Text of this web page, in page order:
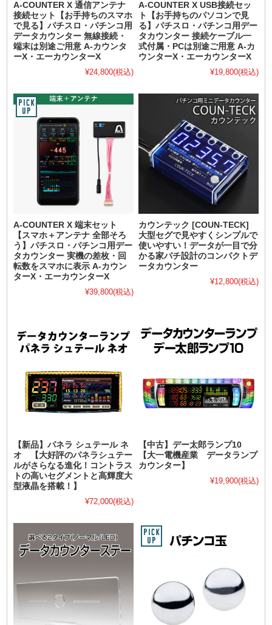
A-COUNTER X 通信アンテナ
接続セット【お手持ちのスマホ
で見る】パチスロ・パチンコ用
データカウンター 無線接続・
端末は別途ご用意 A-カウンタ
ーX・エーカウンターX
¥24,800(税込)
A-COUNTER X USB接続セッ
ト【お手持ちのパソコンで見
る】パチスロ・パチンコ用デー
タカウンター 接続ケーブル一
式付属・PCは別途ご用意 A-カ
ウンターX・エーカウンターX
¥19,800(税込)
A-COUNTER X 端末セット
【スマホ＋アンテナ 全部そろ
う】パチスロ・パチンコ用デー
タカウンター 実機の差枚・回
転数をスマホに表示 A-カウン
ターX・エーカウンターX
¥39,800(税込)
カウンテック [COUN-TECK]
大型セグで見やすくシンプルで
使いやすい！データが一目で分
かる家パチ設計のコンパクトデ
ータカウンター
¥12,800(税込)
【新品】パネラ シュテール ネ
オ 【大好評のパネラシュテー
ルがさらなる進化！コントラス
トの高いセグメントと高輝度大
型液晶を搭載！】
¥72,000(税込)
【中古】デー太郎ランプ10
【大一電機産業 データランプ
カウンター】
¥19,900(税込)